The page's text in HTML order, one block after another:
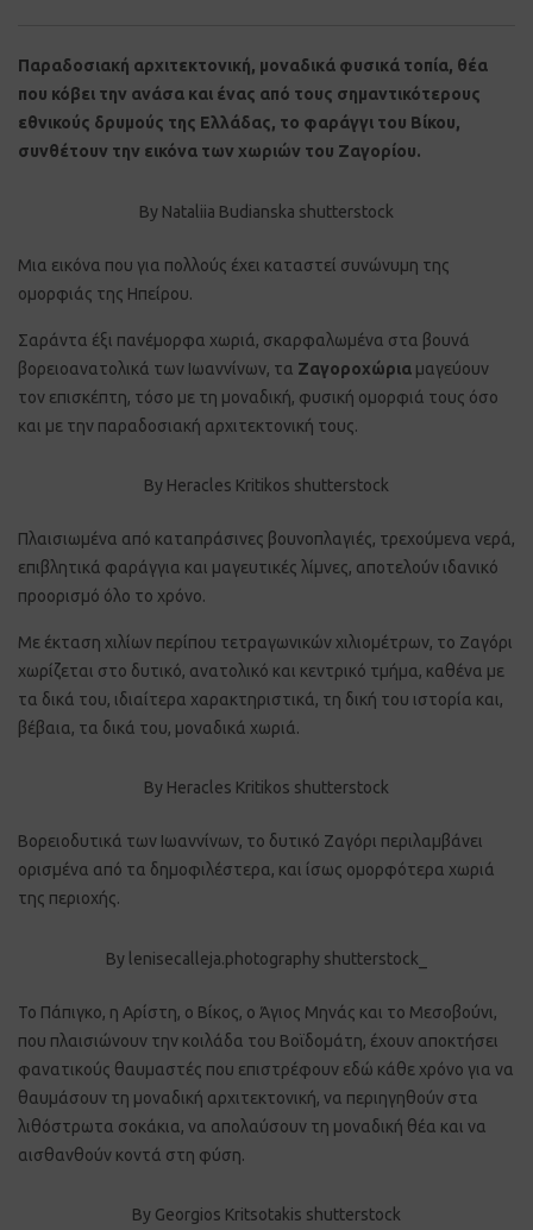
Παραδοσιακή αρχιτεκτονική, μοναδικά φυσικά τοπία, θέα
που κόβει την ανάσα και ένας από τους σημαντικότερους
εθνικούς δρυμούς της Ελλάδας, το φαράγγι του Βίκου,
συνθέτουν την εικόνα των χωριών του Ζαγορίου.
By Nataliia Budianska shutterstock
Μια εικόνα που για πολλούς έχει καταστεί συνώνυμη της
ομορφιάς της Ηπείρου.
Σαράντα έξι πανέμορφα χωριά, σκαρφαλωμένα στα βουνά
βορειοανατολικά των Ιωαννίνων, τα Ζαγοροχώρια μαγεύουν
τον επισκέπτη, τόσο με τη μοναδική, φυσική ομορφιά τους όσο
και με την παραδοσιακή αρχιτεκτονική τους.
By Heracles Kritikos shutterstock
Πλαισιωμένα από καταπράσινες βουνοπλαγιές, τρεχούμενα νερά,
επιβλητικά φαράγγια και μαγευτικές λίμνες, αποτελούν ιδανικό
προορισμό όλο το χρόνο.
Με έκταση χιλίων περίπου τετραγωνικών χιλιομέτρων, το Ζαγόρι
χωρίζεται στο δυτικό, ανατολικό και κεντρικό τμήμα, καθένα με
τα δικά του, ιδιαίτερα χαρακτηριστικά, τη δική του ιστορία και,
βέβαια, τα δικά του, μοναδικά χωριά.
By Heracles Kritikos shutterstock
Βορειοδυτικά των Ιωαννίνων, το δυτικό Ζαγόρι περιλαμβάνει
ορισμένα από τα δημοφιλέστερα, και ίσως ομορφότερα χωριά
της περιοχής.
By lenisecalleja.photography shutterstock_
Το Πάπιγκο, η Αρίστη, ο Βίκος, ο Άγιος Μηνάς και το Μεσοβούνι,
που πλαισιώνουν την κοιλάδα του Βοϊδομάτη, έχουν αποκτήσει
φανατικούς θαυμαστές που επιστρέφουν εδώ κάθε χρόνο για να
θαυμάσουν τη μοναδική αρχιτεκτονική, να περιηγηθούν στα
λιθόστρωτα σοκάκια, να απολαύσουν τη μοναδική θέα και να
αισθανθούν κοντά στη φύση.
By Georgios Kritsotakis shutterstock